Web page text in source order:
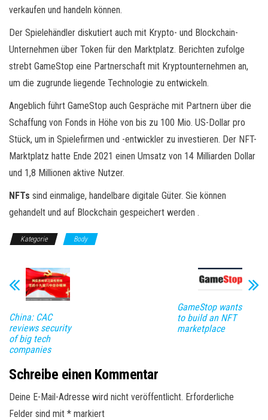
verkaufen und handeln können.
Der Spielehändler diskutiert auch mit Krypto- und Blockchain-
Unternehmen über Token für den Marktplatz. Berichten zufolge
strebt GameStop eine Partnerschaft mit Kryptounternehmen an,
um die zugrunde liegende Technologie zu entwickeln.
Angeblich führt GameStop auch Gespräche mit Partnern über die
Schaffung von Fonds in Höhe von bis zu 100 Mio. US-Dollar pro
Stück, um in Spielefirmen und -entwickler zu investieren. Der NFT-
Marktplatz hatte Ende 2021 einen Umsatz von 14 Milliarden Dollar
und 1,8 Millionen aktive Nutzer.
NFTs sind einmalige, handelbare digitale Güter. Sie können
gehandelt und auf Blockchain gespeichert werden .
Kategorie Body
China: CAC
reviews security
of big tech
companies
GameStop wants
to build an NFT
marketplace
Schreibe einen Kommentar
Deine E-Mail-Adresse wird nicht veröffentlicht. Erforderliche
Felder sind mit * markiert